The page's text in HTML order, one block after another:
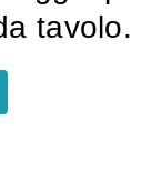
tavolo.